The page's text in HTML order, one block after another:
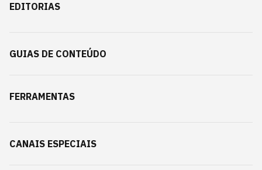
EDITORIAS
GUIAS DE CONTEÚDO
FERRAMENTAS
CANAIS ESPECIAIS